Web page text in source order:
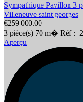
Sympathique Pavillon
Villeneuve saint georges
€259 000.00
3 pièce(s) 70 m� Réf :
Aperçu